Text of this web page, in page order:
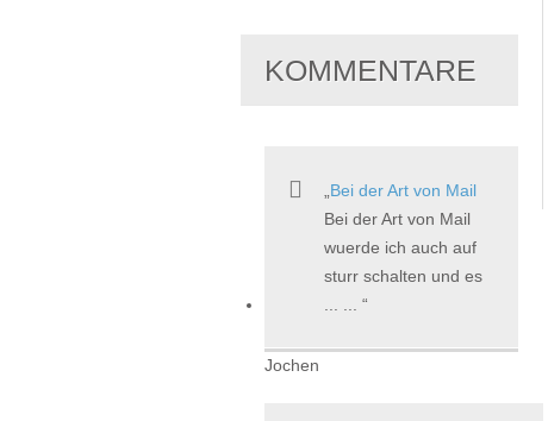
KOMMENTARE
Bei der Art von Mail
Bei der Art von Mail
wuerde ich auch auf
sturr schalten und es
... ...
Jochen